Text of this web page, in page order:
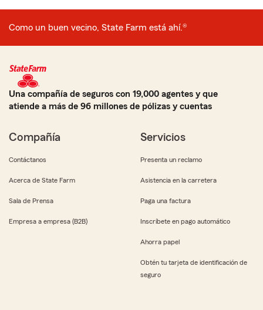
Como un buen vecino, State Farm está ahí.®
Una compañía de seguros con 19,000 agentes y que
atiende a más de 96 millones de pólizas y cuentas
Compañía
Contáctanos
Acerca de State Farm
Sala de Prensa
Empresa a empresa (B2B)
Servicios
Presenta un reclamo
Asistencia en la carretera
Paga una factura
Inscríbete en pago automático
Ahorra papel
Obtén tu tarjeta de identificación de
seguro